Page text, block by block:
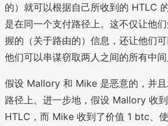
的）就可以根据自己所收到的 HTLC
是在同一个支付路径上。这不仅让他
握的（关于路由的）信息，还让他们
他们可以串谋窃取两人之间的所有中
假设 Mallory 和 Mike 是恶意的，并
路径上。进一步地，假设 Mallory 收
HTLC，而 Mike 收到了价值 1 btc、